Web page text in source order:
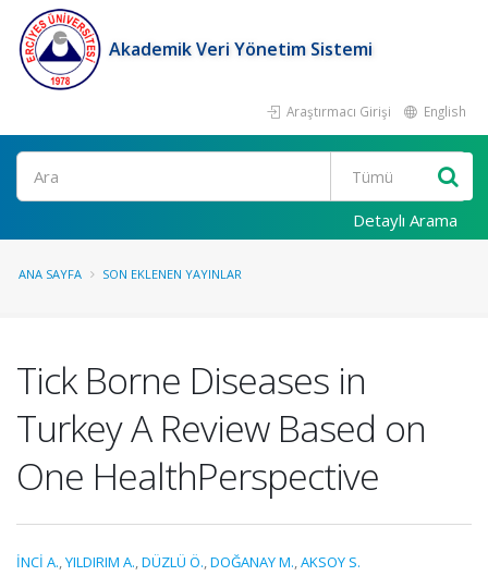
Akademik Veri Yönetim Sistemi
Araştırmacı Girişi English
Ara
Detaylı Arama
ANA SAYFA SON EKLENEN YAYINLAR
Tick Borne Diseases in
Turkey A Review Based on
One HealthPerspective
İNCİ A.,YILDIRIM A.,DÜZLÜ Ö.,DOĞANAY M.,AKSOY S.